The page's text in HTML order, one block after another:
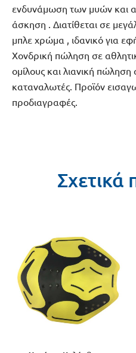
ενδυνάμωση των μυών και
άσκηση . Διατίθεται σε
μπλε χρώμα , ιδανικό για
Χονδρική πώληση σε
ομίλους και λιανική πώληση
καταναλωτές. Προϊόν
προδιαγραφές.
Σχετικά